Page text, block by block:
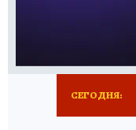
СЕГОДНЯ: